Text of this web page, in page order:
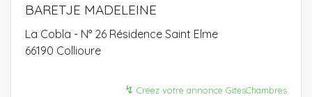
BARETJE MADELEINE
La Cobla - N° 26 Résidence Saint Elme
66190 Collioure
↯ Créez votre annonce GitesChambres